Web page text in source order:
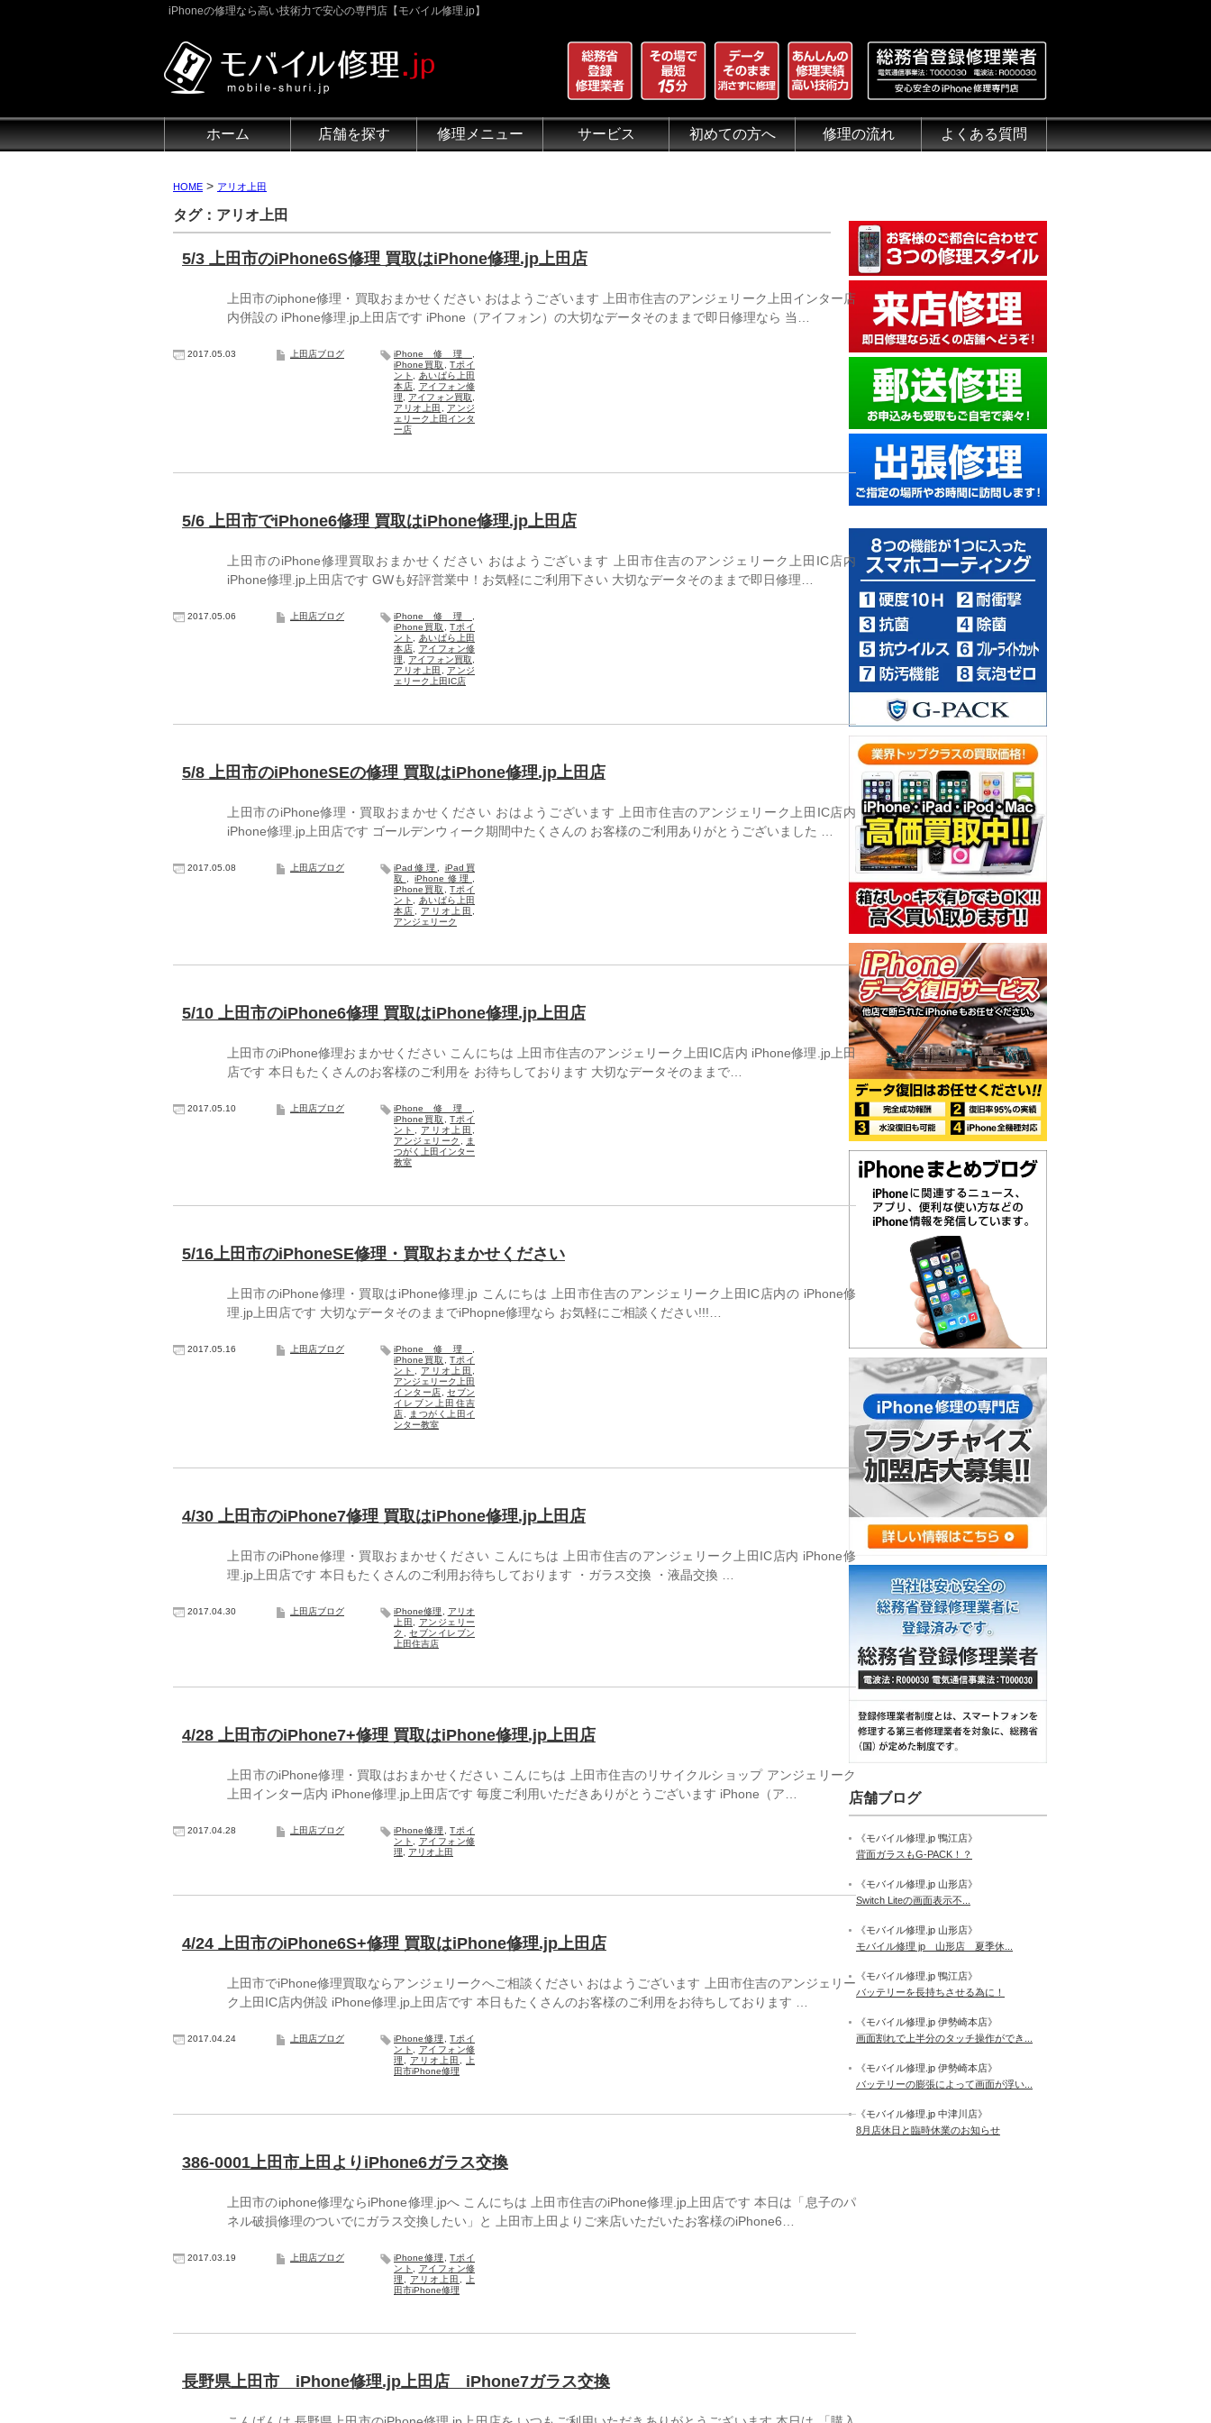
iPhoneの修理なら高い技術力で安心の専門店【モバイル修理.jp】
ホーム 店舗を探す 修理メニュー サービス 初めての方へ 修理の流れ よくある質問
HOME > アリオ上田
タグ：アリオ上田
5/3 上田市のiPhone6S修理 買取はiPhone修理.jp上田店
上田市のiphone修理・買取おまかせください おはようございます 上田市住吉のアンジェリーク上田インター店
内併設の iPhone修理.jp上田店です iPhone（アイフォン）の大切なデータそのままで即日修理なら 当…
2017.05.03 上田店ブログ iPhone修理
iPhone買取
,Tポイ
ント
あいぱら上田
本店
アイフォン修
理
アイフォン買取
アリオ上田
アンジ
ェリーク上田インタ
ー店
5/6 上田市でiPhone6修理 買取はiPhone修理.jp上田店
上田市のiPhone修理買取おまかせください おはようございます 上田市住吉のアンジェリーク上田IC店内
iPhone修理.jp上田店です GWも好評営業中！お気軽にご利用下さい 大切なデータそのままで即日修理…
2017.05.06 上田店ブログ iPhone修理
iPhone買取
,Tポイ
ント
あいぱら上田
本店
アイフォン修
理
アイフォン買取
アリオ上田
アンジ
ェリーク上田IC店
5/8 上田市のiPhoneSEの修理 買取はiPhone修理.jp上田店
上田市のiPhone修理・買取おまかせください おはようございます 上田市住吉のアンジェリーク上田IC店内
iPhone修理.jp上田店です ゴールデンウィーク期間中たくさんの お客様のご利用ありがとうございました …
2017.05.08 上田店ブログ iPad修理
iPad買
取
,iPhone修理
iPhone買取
,Tポイ
ント
あいぱら上田
本店
アリオ上田
アンジェリーク
5/10 上田市のiPhone6修理 買取はiPhone修理.jp上田店
上田市のiPhone修理おまかせください こんにちは 上田市住吉のアンジェリーク上田IC店内 iPhone修理.jp上田
店です 本日もたくさんのお客様のご利用を お待ちしております 大切なデータそのままで…
2017.05.10 上田店ブログ iPhone修理
iPhone買取
,Tポイ
ント
アリオ上田
アンジェリーク
ま
つがく上田インター
教室
5/16上田市のiPhoneSE修理・買取おまかせください
上田市のiPhone修理・買取はiPhone修理.jp こんにちは 上田市住吉のアンジェリーク上田IC店内の iPhone修
理.jp上田店です 大切なデータそのままでiPhopne修理なら お気軽にご相談ください!!!…
2017.05.16 上田店ブログ iPhone修理
iPhone買取
,Tポイ
ント
アリオ上田
アンジェリーク上田
インター店
セブン
イレブン上田住吉
店
まつがく上田イ
ンター教室
4/30 上田市のiPhone7修理 買取はiPhone修理.jp上田店
上田市のiPhone修理・買取おまかせください こんにちは 上田市住吉のアンジェリーク上田IC店内 iPhone修
理.jp上田店です 本日もたくさんのご利用お待ちしております ・ガラス交換 ・液晶交換 …
2017.04.30 上田店ブログ iPhone修理
アリオ
上田
アンジェリー
ク
セブンイレブン
上田住吉店
4/28 上田市のiPhone7+修理 買取はiPhone修理.jp上田店
上田市のiPhone修理・買取はおまかせください こんにちは 上田市住吉のリサイクルショップ アンジェリーク
上田インター店内 iPhone修理.jp上田店です 毎度ご利用いただきありがとうございます iPhone（ア…
2017.04.28 上田店ブログ iPhone修理 ,Tポイ
ント
アイフォン修
理
アリオ上田
4/24 上田市のiPhone6S+修理 買取はiPhone修理.jp上田店
上田市でiPhone修理買取ならアンジェリークへご相談ください おはようございます 上田市住吉のアンジェリー
ク上田IC店内併設 iPhone修理.jp上田店です 本日もたくさんのお客様のご利用をお待ちしております …
2017.04.24 上田店ブログ iPhone修理 ,Tポイ
ント
アイフォン修
理
アリオ上田
上
田市iPhone修理
386-0001上田市上田よりiPhone6ガラス交換
上田市のiphone修理ならiPhone修理.jpへ こんにちは 上田市住吉のiPhone修理.jp上田店です 本日は「息子のパ
ネル破損修理のついでにガラス交換したい」と 上田市上田よりご来店いただいたお客様のiPhone6…
2017.03.19 上田店ブログ iPhone修理 ,Tポイ
ント
アイフォン修
理
アリオ上田
上
田市iPhone修理
長野県上田市 iPhone修理.jp上田店 iPhone7ガラス交換
店舗ブログ
《モバイル修理.jp 鴨江店》
背面ガラスもG-PACK！？
《モバイル修理.jp 山形店》
Switch Liteの画面表示不...
《モバイル修理.jp 山形店》
モバイル修理 jp 山形店 夏季休...
《モバイル修理.jp 鴨江店》
バッテリーを長持ちさせる為に！
《モバイル修理.jp 伊勢崎本店》
画面割れで上半分のタッチ操作ができ...
《モバイル修理.jp 伊勢崎本店》
バッテリーの膨張によって画面が浮い...
《モバイル修理.jp 中津川店》
8月店休日と臨時休業のお知らせ